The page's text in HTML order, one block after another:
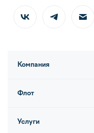
Компания
Флот
Услуги